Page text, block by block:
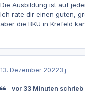
Die Ausbildung ist auf
Ich rate dir einen guten,
aber die BKU in Krefeld
13. Dezember 20223 j
vor 33 Minuten